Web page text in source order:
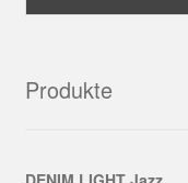
Produkte